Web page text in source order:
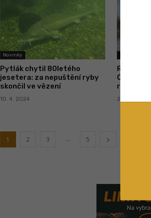
Novinky
Pytlák chytil 80letého
jesetera: za nepuštění ryby
skončil ve vězení
10. 4. 2024
Rybář
000
rybářský
2. 4. 2024
1 2 3 ... 5